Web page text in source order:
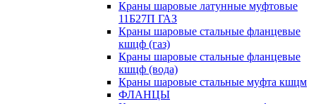
Краны шаровые латунные муфтовые
11Б27П ГАЗ
Краны шаровые стальные фланцевые
кшцф (газ)
Краны шаровые стальные фланцевые
кшцф (вода)
Краны шаровые стальные муфта кшцм
ФЛАНЦЫ